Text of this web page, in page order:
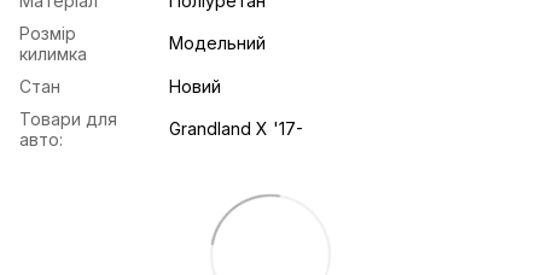
Розмір
килимка
Модельний
Стан
Новий
Товари для
авто:
Grandland X '17-